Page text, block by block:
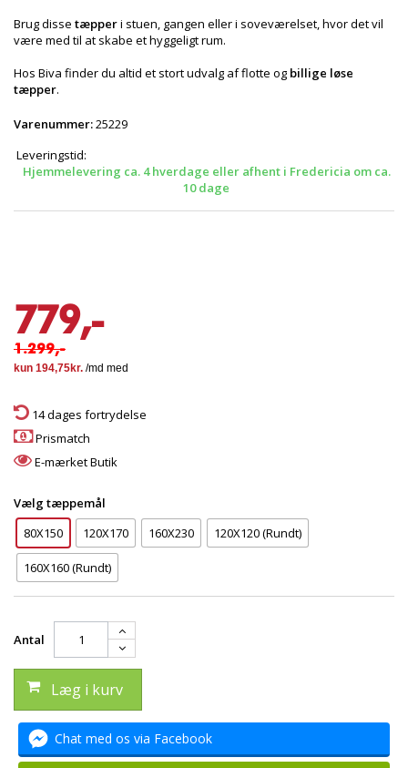
Brug disse tæpperi stuen, gangen eller i soveværelset, hvor det vil
være med til at skabe et hyggeligt rum.
Hos Biva finder du altid et stort udvalg af flotte og billige løse
tæpper.
Varenummer:25229
Leveringstid:
Hjemmelevering ca. 4 hverdage eller afhent i Fredericia om ca.
10 dage
779,-
1.299,-
14 dages fortrydelse
Prismatch
E-mærket Butik
Vælg tæppemål
80X150
120X170 160X230 120X120 (Rundt)
160X160 (Rundt)
Antal
Læg i kurv
Chat med os via Facebook